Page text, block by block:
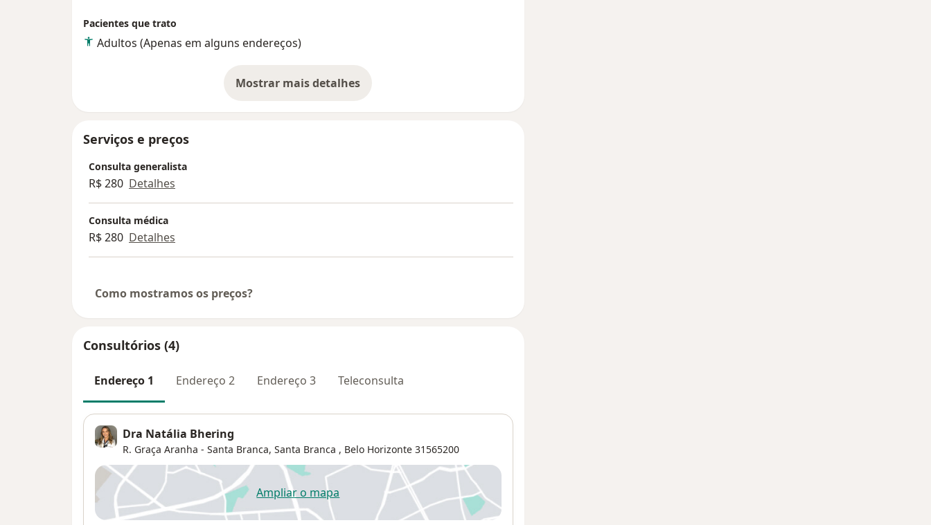
Pacientes que trato
Adultos (Apenas em alguns endereços)
Mostrar mais detalhes
sobre a experiência
Serviços e preços
Consulta generalista
R$ 280 Detalhes
Consulta médica
R$ 280 Detalhes
Como mostramos os preços?
Consultórios (4)
Endereço 1 Endereço 2 Endereço 3 Teleconsulta
Dra Natália Bhering
R. Graça Aranha - Santa Branca, Santa Branca , Belo Horizonte 31565200
Ampliar o mapaabre num novo separador